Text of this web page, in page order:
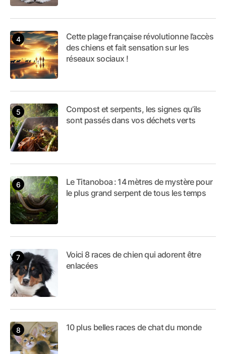
Cette plage française révolutionne l’accès
des chiens et fait sensation sur les
réseaux sociaux !
Compost et serpents, les signes qu’ils
sont passés dans vos déchets verts
Le Titanoboa : 14 mètres de mystère pour
le plus grand serpent de tous les temps
Voici 8 races de chien qui adorent être
enlacées
10 plus belles races de chat du monde